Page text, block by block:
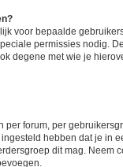
voor bepaalde
permissies nodig.
degene met wie je
forum, per
hebben dat je in
dit mag. Neem